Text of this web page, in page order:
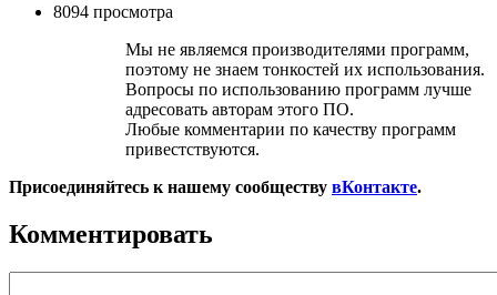
8094 просмотра
Мы не являемся производителями программ,
поэтому не знаем тонкостей их использования.
Вопросы по использованию программ лучше
адресовать авторам этого ПО.
Любые комментарии по качеству программ
привестствуются.
Присоединяйтесь к нашему сообществу вКонтакте.
Комментировать